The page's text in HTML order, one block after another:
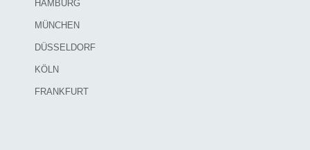
HAMBURG
MÜNCHEN
DÜSSELDORF
KÖLN
FRANKFURT